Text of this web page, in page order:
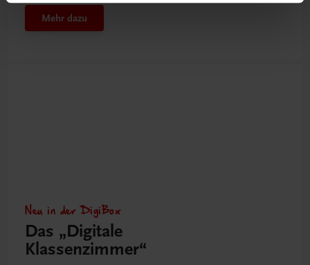
Mehr dazu
Neu in der DigiBox
Das „Digitale
Klassenzimmer“